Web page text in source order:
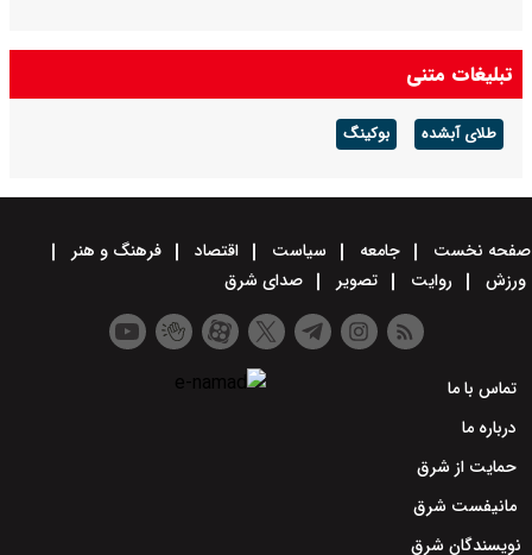
تبلیغات متنی
طلای آبشده بوکینگ
صفحه نخست جامعه سیاست اقتصاد
فرهنگ و هنر
ورزش
روایت تصویر صدای شرق
تماس با ما
درباره ما
حمایت از شرق
مانیفست شرق
نویسندگان شرق